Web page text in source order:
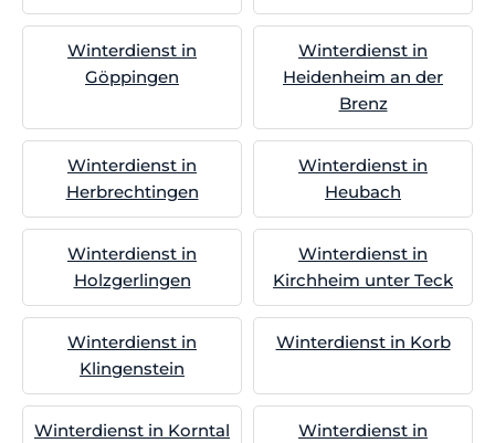
Winterdienst in
Göppingen
Winterdienst in
Heidenheim an der
Brenz
Winterdienst in
Herbrechtingen
Winterdienst in
Heubach
Winterdienst in
Holzgerlingen
Winterdienst in
Kirchheim unter Teck
Winterdienst in
Klingenstein
Winterdienst in Korb
Winterdienst in Korntal
Winterdienst in